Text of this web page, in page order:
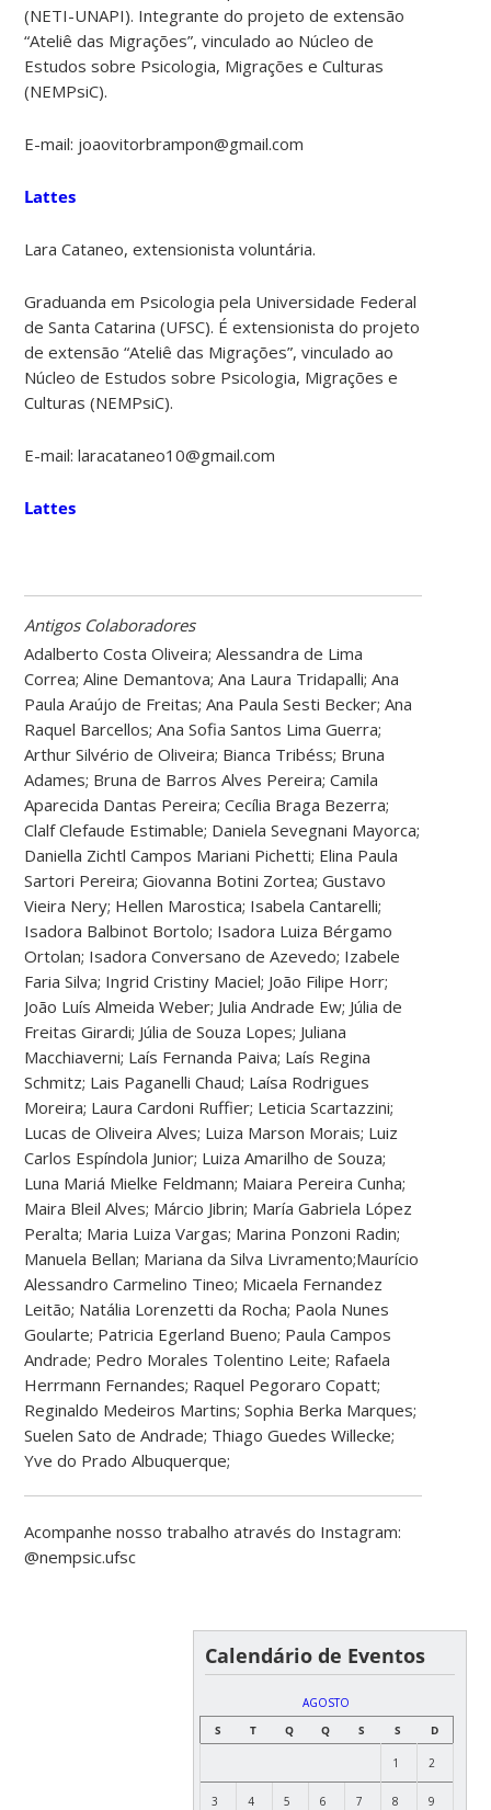
(NETI-UNAPI). Integrante do projeto de extensão
“Ateliê das Migrações”, vinculado ao Núcleo de
Estudos sobre Psicologia, Migrações e Culturas
(NEMPsiC).
E-mail: joaovitorbrampon@gmail.com
Lattes
Lara Cataneo, extensionista voluntária.
Graduanda em Psicologia pela Universidade Federal
de Santa Catarina (UFSC). É extensionista do projeto
de extensão “Ateliê das Migrações”, vinculado ao
Núcleo de Estudos sobre Psicologia, Migrações e
Culturas (NEMPsiC).
E-mail: laracataneo10@gmail.com
Lattes
Antigos Colaboradores
Adalberto Costa Oliveira; Alessandra de Lima
Correa; Aline Demantova; Ana Laura Tridapalli; Ana
Paula Araújo de Freitas; Ana Paula Sesti Becker; Ana
Raquel Barcellos; Ana Sofia Santos Lima Guerra;
Arthur Silvério de Oliveira; Bianca Tribéss; Bruna
Adames; Bruna de Barros Alves Pereira; Camila
Aparecida Dantas Pereira; Cecília Braga Bezerra;
Clalf Clefaude Estimable; Daniela Sevegnani Mayorca;
Daniella Zichtl Campos Mariani Pichetti; Elina Paula
Sartori Pereira; Giovanna Botini Zortea; Gustavo
Vieira Nery; Hellen Marostica; Isabela Cantarelli;
Isadora Balbinot Bortolo; Isadora Luiza Bérgamo
Ortolan; Isadora Conversano de Azevedo; Izabele
Faria Silva; Ingrid Cristiny Maciel; João Filipe Horr;
João Luís Almeida Weber; Julia Andrade Ew; Júlia de
Freitas Girardi; Júlia de Souza Lopes; Juliana
Macchiaverni; Laís Fernanda Paiva; Laís Regina
Schmitz; Lais Paganelli Chaud; Laísa Rodrigues
Moreira; Laura Cardoni Ruffier; Leticia Scartazzini;
Lucas de Oliveira Alves; Luiza Marson Morais; Luiz
Carlos Espíndola Junior; Luiza Amarilho de Souza;
Luna Mariá Mielke Feldmann; Maiara Pereira Cunha;
Maira Bleil Alves; Márcio Jibrin; María Gabriela López
Peralta; Maria Luiza Vargas; Marina Ponzoni Radin;
Manuela Bellan; Mariana da Silva Livramento;Maurício
Alessandro Carmelino Tineo; Micaela Fernandez
Leitão; Natália Lorenzetti da Rocha; Paola Nunes
Goularte; Patricia Egerland Bueno; Paula Campos
Andrade; Pedro Morales Tolentino Leite; Rafaela
Herrmann Fernandes; Raquel Pegoraro Copatt;
Reginaldo Medeiros Martins; Sophia Berka Marques;
Suelen Sato de Andrade; Thiago Guedes Willecke;
Yve do Prado Albuquerque;
Acompanhe nosso trabalho através do Instagram:
@nempsic.ufsc
Calendário de Eventos
AGOSTO
S
T Q Q S S D
1 2
3 4 5 6 7 8 9